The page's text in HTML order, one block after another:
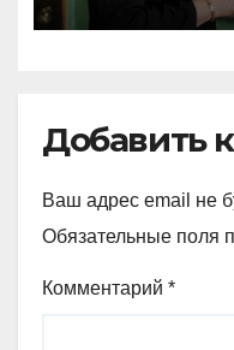
Добавить
Ваш адрес email не
Обязательные поля
Комментарий *